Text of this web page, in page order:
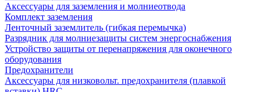
Аксессуары для заземления и молниеотвода
Комплект заземления
Ленточный заземлитель (гибкая перемычка)
Разрядник для молниезащиты систем энергоснабжения
Устройство защиты от перенапряжения для оконечного
оборудования
Предохранители
Аксессуары для низковольт. предохранителя (плавкой